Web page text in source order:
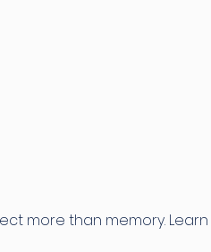
more than memory. Learn